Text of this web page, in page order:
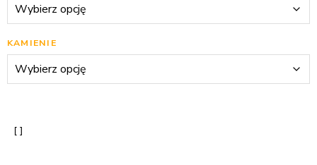
KAMIENIE